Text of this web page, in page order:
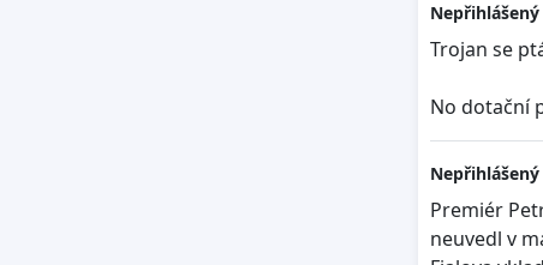
Trojan se
No dotační
Premiér
neuvedl v